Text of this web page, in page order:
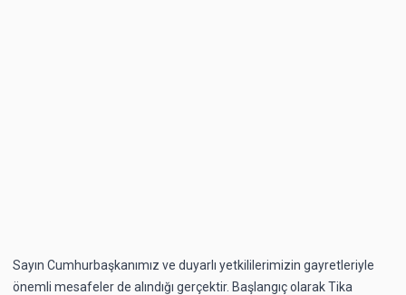
Sayın Cumhurbaşkanımız ve duyarlı yetkililerimizin gayretleriyle
önemli mesafeler de alındığı gerçektir. Başlangıç olarak Tika